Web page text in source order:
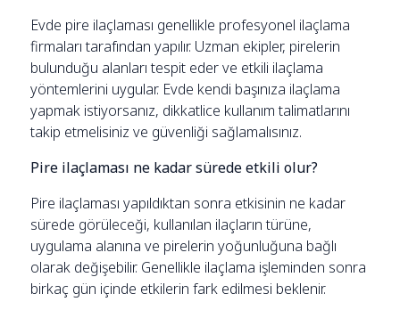
Evde pire ilaçlaması genellikle profesyonel ilaçlama
firmaları tarafından yapılır. Uzman ekipler, pirelerin
bulunduğu alanları tespit eder ve etkili ilaçlama
yöntemlerini uygular. Evde kendi başınıza ilaçlama
yapmak istiyorsanız, dikkatlice kullanım talimatlarını
takip etmelisiniz ve güvenliği sağlamalısınız.
Pire ilaçlaması ne kadar sürede etkili olur?
Pire ilaçlaması yapıldıktan sonra etkisinin ne kadar
sürede görüleceği, kullanılan ilaçların türüne,
uygulama alanına ve pirelerin yoğunluğuna bağlı
olarak değişebilir. Genellikle ilaçlama işleminden sonra
birkaç gün içinde etkilerin fark edilmesi beklenir.